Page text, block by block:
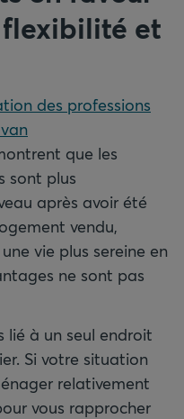
et
des professions
que les
sont plus
après avoir été
vendu,
vie plus sereine en
ne sont pas
lié à un seul endroit
Si votre situation
relativement
vous rapprocher